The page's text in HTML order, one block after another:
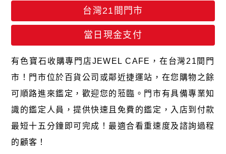
台灣21間門市
當日現金支付
有色寶石收購專門店JEWEL CAFE，在台灣21間門
市！門市位於百貨公司或鄰近捷運站，在您購物之餘
可順路進來鑑定，歡迎您的蒞臨。門市有具備專業知
識的鑑定人員，提供快速且免費的鑑定，入店到付款
最短十五分鐘即可完成！最適合看重速度及諮詢過程
的顧客！